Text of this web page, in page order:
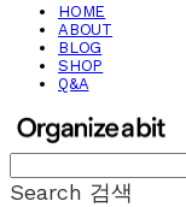
HOME
ABOUT
BLOG
SHOP
Q&A
Search 검색